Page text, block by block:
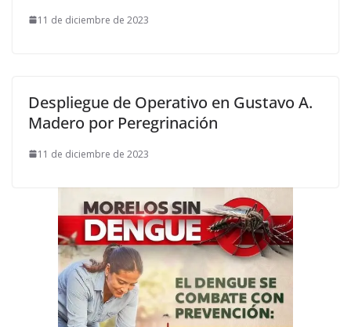
11 de diciembre de 2023
Despliegue de Operativo en Gustavo A.
Madero por Peregrinación
11 de diciembre de 2023